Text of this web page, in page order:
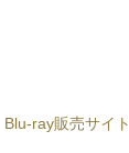
ray販売サイト